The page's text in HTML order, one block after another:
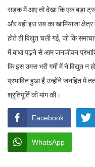
सड़क में आए तो देखा कि एक बड़ा ट्रक
और वहीं इस सब का खामियाजा
होते ही विद्युत चली गई, जो कि
में बाधा पढ़ने से आम जनजीवन
कि इस उमस भरी गर्मी में ने विद्युत न
प्रभावित हुआ हैं उन्होंने जनहित में
श्रृतिपूर्ति की मांग की।
Facebook
WhatsApp